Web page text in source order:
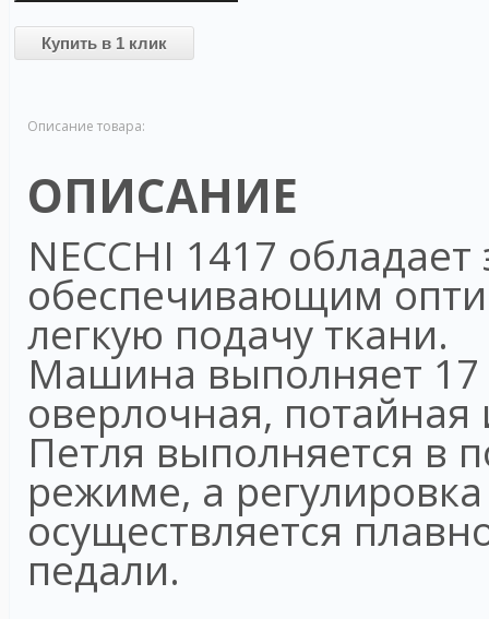
Купить в 1 клик
Описание товара:
ОПИСАНИЕ
NECCHI 1417
обеспечивающим
легкую подачу ткани.
Машина выполняет 17
оверлочная, потайная
Петля выполняется в
режиме, а
осуществляется
педали.